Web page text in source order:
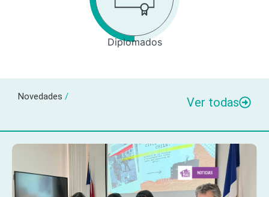
Diplomados
Novedades / Ver todas